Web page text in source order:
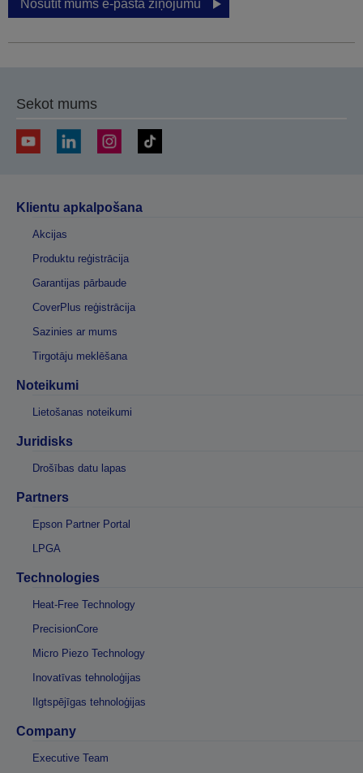
Nosūtīt mums e-pasta ziņojumu
Sekot mums
Klientu apkalpošana
Akcijas
Produktu reģistrācija
Garantijas pārbaude
CoverPlus reģistrācija
Sazinies ar mums
Tirgotāju meklēšana
Noteikumi
Lietošanas noteikumi
Juridisks
Drošības datu lapas
Partners
Epson Partner Portal
LPGA
Technologies
Heat-Free Technology
PrecisionCore
Micro Piezo Technology
Inovatīvas tehnoloģijas
Ilgtspējīgas tehnoloģijas
Company
Executive Team